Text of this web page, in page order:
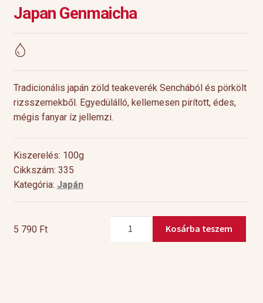
Japan Genmaicha
Tradicionális japán zöld teakeverék Senchából és pörkölt
rizsszemekből. Egyedülálló, kellemesen pirított, édes,
mégis fanyar íz jellemzi.
Kiszerelés: 100g
Cikkszám: 335
Kategória: Japán
5 790 Ft
Genmaicha
mennyiség
Kosárba teszem